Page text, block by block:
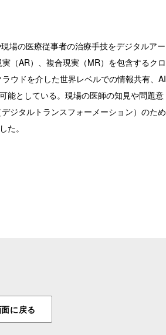
場の医療従事者の治療手技をデジタルアー
（AR）、複合現実（MR）を包含するクロ
ウドを介した世界レベルでの情報共有、AI
能としている。現場の医師の知見や問題意
ジタルトランスフォーメーション）のため
た。
に戻る